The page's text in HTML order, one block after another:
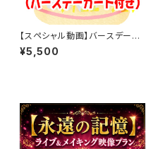
【スペシャル動画】バースデーメ
ッセージ
¥5,500